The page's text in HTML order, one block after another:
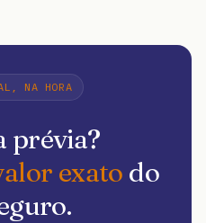
NA HORA
prévia?
exato do